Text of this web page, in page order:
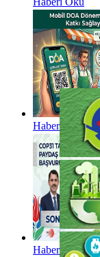
Haberi Oku
Haberi Oku